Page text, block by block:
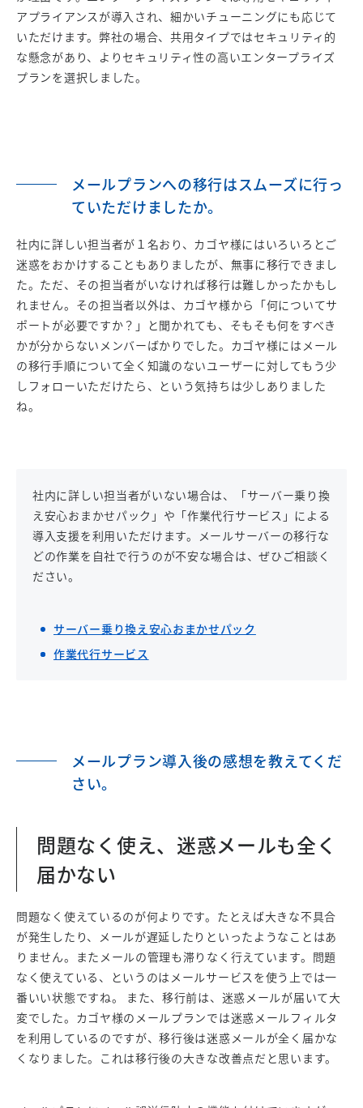
アプライアンスが導入され、細かいチューニングにも応じて
いただけます。弊社の場合、共用タイプではセキュリティ的
な懸念があり、よりセキュリティ性の高いエンタープライズ
プランを選択しました。
メールプランへの移行はスムーズに行っ
ていただけましたか。
社内に詳しい担当者が１名おり、カゴヤ様にはいろいろとご
迷惑をおかけすることもありましたが、無事に移行できまし
た。ただ、その担当者がいなければ移行は難しかったかもし
れません。その担当者以外は、カゴヤ様から「何についてサ
ポートが必要ですか？」と聞かれても、そもそも何をすべき
かが分からないメンバーばかりでした。カゴヤ様にはメール
の移行手順について全く知識のないユーザーに対してもう少
しフォローいただけたら、という気持ちは少しありました
ね。
社内に詳しい担当者がいない場合は、「サーバー乗り換
え安心おまかせパック」や「作業代行サービス」による
導入支援を利用いただけます。メールサーバーの移行な
どの作業を自社で行うのが不安な場合は、ぜひご相談く
ださい。
サーバー乗り換え安心おまかせパック
作業代行サービス
メールプラン導入後の感想を教えてくだ
さい。
問題なく使え、迷惑メールも全く
届かない
問題なく使えているのが何よりです。たとえば大きな不具合
が発生したり、メールが遅延したりといったようなことはあ
りません。またメールの管理も滞りなく行えています。問題
なく使えている、というのはメールサービスを使う上では一
番いい状態ですね。 また、移行前は、迷惑メールが届いて大
変でした。カゴヤ様のメールプランでは迷惑メールフィルタ
を利用しているのですが、移行後は迷惑メールが全く届かな
くなりました。これは移行後の大きな改善点だと思います。